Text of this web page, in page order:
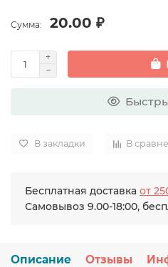
Сумма: 20.00 ₽
В закладки В
Бесплатная доставка от
Самовывоз 9.00-18:00,
Описание Отзывы